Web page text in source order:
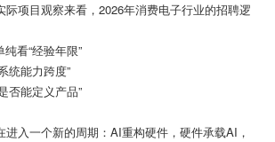
项目观察来看， 2026年消费电子行业的招聘逻
纯看“经验年限”
统能力跨度”
否能定义产品”
入一个新的周期： AI重构硬件，硬件承载AI ，